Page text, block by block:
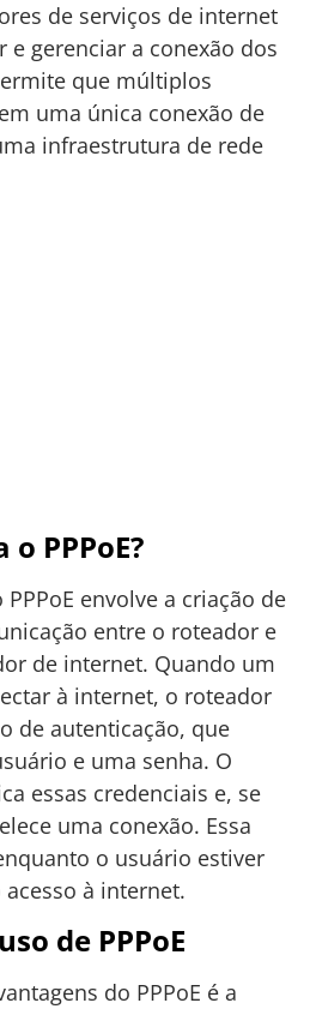
de serviços de internet
e gerenciar a conexão dos
que múltiplos
uma única conexão de
infraestrutura de rede
PPPoE?
envolve a criação de
entre o roteador e
de internet. Quando um
à internet, o roteador
de autenticação, que
e uma senha. O
essas credenciais e, se
uma conexão. Essa
o usuário estiver
à internet.
de PPPoE
do PPPoE é a